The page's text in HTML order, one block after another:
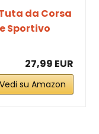
da Corsa
Sportivo
27,99 EUR
su Amazon